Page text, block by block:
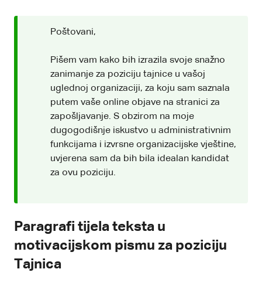
Poštovani,
Pišem vam kako bih izrazila svoje snažno
zanimanje za poziciju tajnice u vašoj
uglednoj organizaciji, za koju sam saznala
putem vaše online objave na stranici za
zapošljavanje. S obzirom na moje
dugogodišnje iskustvo u administrativnim
funkcijama i izvrsne organizacijske vještine,
uvjerena sam da bih bila idealan kandidat
za ovu poziciju.
Paragrafi tijela teksta u
motivacijskom pismu za poziciju
Tajnica